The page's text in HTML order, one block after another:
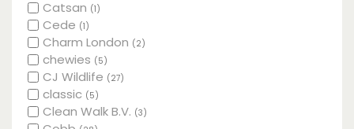
Catsan (1)
Cede (1)
Charm London (2)
chewies (5)
CJ Wildlife (27)
classic (5)
Clean Walk B.V. (3)